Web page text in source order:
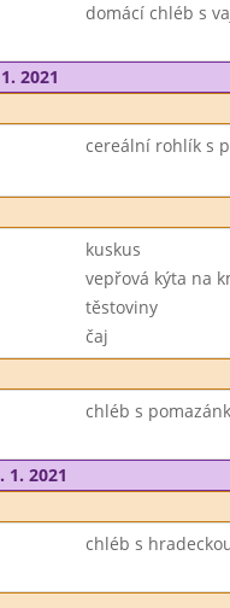
domácí chléb s
2021
cereální rohlík s
kuskus
vepřová kýta na
těstoviny
čaj
chléb s
1. 2021
chléb s